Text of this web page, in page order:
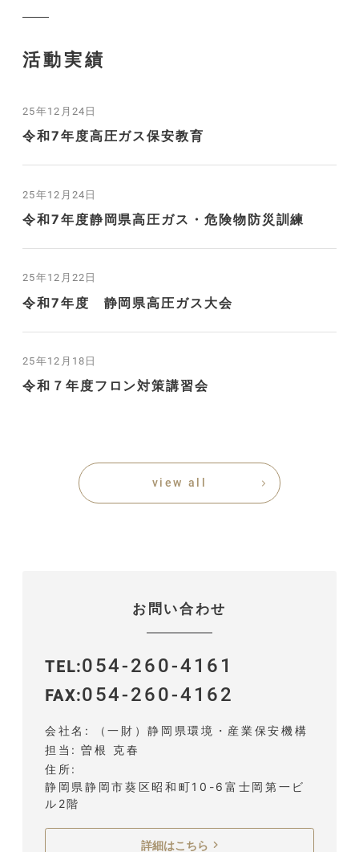
活動実績
25年12月24日
令和7年度高圧ガス保安教育
25年12月24日
令和7年度静岡県高圧ガス・危険物防災訓練
25年12月22日
令和7年度 静岡県高圧ガス大会
25年12月18日
令和７年度フロン対策講習会
view all
お問い合わせ
TEL 054-260-4161
FAX 054-260-4162
会社名
（一財）静岡県環境・産業保安機構
担当
曽根 克春
住所
静岡県静岡市葵区昭和町10-6富士岡第一ビ
ル2階
詳細はこちら